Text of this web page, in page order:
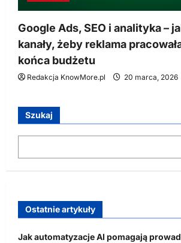
Google Ads, SEO i analityka –
kanały, żeby reklama
końca budżetu
Redakcja KnowMore.pl 20 marca, 2026
Szukaj
Ostatnie artykuły
Jak automatyzacje AI pomagają